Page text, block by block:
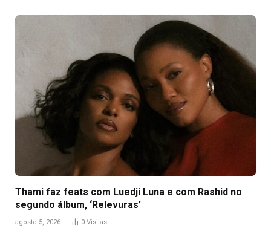
Thami faz feats com Luedji Luna e com Rashid no
segundo álbum, ‘Relevuras’
agosto 5, 2026 0 Visitas